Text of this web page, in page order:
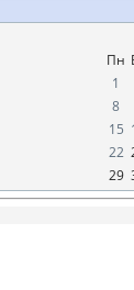
Пн
1
8
15
22
29